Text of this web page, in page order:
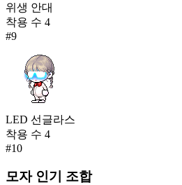
위생 안대
착용 수 4
#9
LED 선글라스
착용 수 4
#10
모자인기 조합